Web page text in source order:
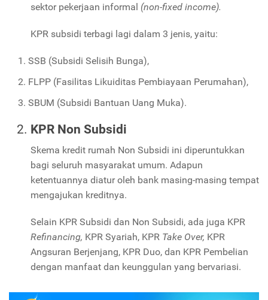
sektor pekerjaan informal (non-fixed income).
KPR subsidi terbagi lagi dalam 3 jenis, yaitu:
SSB (Subsidi Selisih Bunga),
FLPP (Fasilitas Likuiditas Pembiayaan Perumahan),
SBUM (Subsidi Bantuan Uang Muka).
KPR Non Subsidi
Skema kredit rumah Non Subsidi ini diperuntukkan
bagi seluruh masyarakat umum. Adapun
ketentuannya diatur oleh bank masing-masing tempat
mengajukan kreditnya.
Selain KPR Subsidi dan Non Subsidi, ada juga KPR
Refinancing, KPR Syariah, KPR Take Over, KPR
Angsuran Berjenjang, KPR Duo, dan KPR Pembelian
dengan manfaat dan keunggulan yang bervariasi.